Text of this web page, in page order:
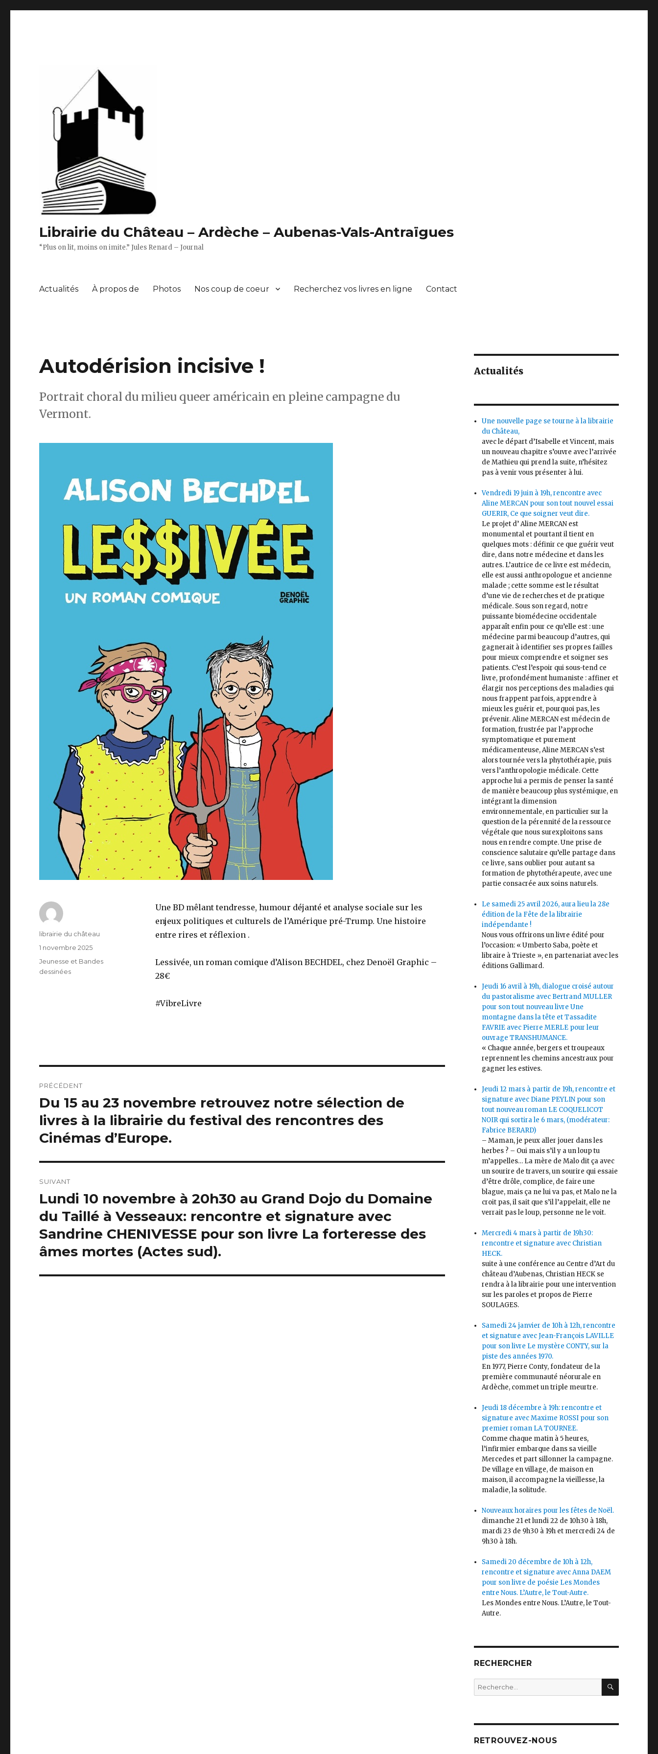
Librairie du Château – Ardèche – Aubenas-Vals-Antraïgues
“Plus on lit, moins on imite.” Jules Renard – Journal
Actualités À propos de Photos Nos coup de coeur Recherchez vos livres en ligne Contact
Autodérision incisive !
Portrait choral du milieu queer américain en pleine campagne du
Vermont.
Une BD mêlant tendresse, humour déjanté et analyse sociale sur les
enjeux politiques et culturels de l’Amérique pré-Trump. Une histoire
entre rires et réflexion .
Lessivée, un roman comique d’Alison BECHDEL, chez Denoël Graphic –
28€
#VibreLivre
Auteur
librairie du château
Publié
le
1 novembre 2025
Catégories
Jeunesse et Bandes
dessinées
de
l’article
PRÉCÉDENT
Article
précédent :
Du 15 au 23 novembre retrouvez notre sélection de
livres à la librairie du festival des rencontres des
Cinémas d’Europe.
SUIVANT
Article
suivant :
Lundi 10 novembre à 20h30 au Grand Dojo du Domaine
du Taillé à Vesseaux: rencontre et signature avec
Sandrine CHENIVESSE pour son livre La forteresse des
âmes mortes (Actes sud).
Actualités
Une nouvelle page se tourne à la librairie
du Château,
avec le départ d’Isabelle et Vincent, mais
un nouveau chapitre s’ouvre avec l’arrivée
de Mathieu qui prend la suite, n’hésitez
pas à venir vous présenter à lui.
Vendredi 19 juin à 19h, rencontre avec
Aline MERCAN pour son tout nouvel essai
GUERIR, Ce que soigner veut dire.
Le projet d’ Aline MERCAN est
monumental et pourtant il tient en
quelques mots : définir ce que guérir veut
dire, dans notre médecine et dans les
autres. L’autrice de ce livre est médecin,
elle est aussi anthropologue et ancienne
malade ; cette somme est le résultat
d’une vie de recherches et de pratique
médicale. Sous son regard, notre
puissante biomédecine occidentale
apparaît enfin pour ce qu’elle est : une
médecine parmi beaucoup d’autres, qui
gagnerait à identifier ses propres failles
pour mieux comprendre et soigner ses
patients. C’est l’espoir qui sous-tend ce
livre, profondément humaniste : affiner et
élargir nos perceptions des maladies qui
nous frappent parfois, apprendre à
mieux les guérir et, pourquoi pas, les
prévenir. Aline MERCAN est médecin de
formation, frustrée par l’approche
symptomatique et purement
médicamenteuse, Aline MERCAN s’est
alors tournée vers la phytothérapie, puis
vers l’anthropologie médicale. Cette
approche lui a permis de penser la santé
de manière beaucoup plus systémique, en
intégrant la dimension
environnementale, en particulier sur la
question de la pérennité de la ressource
végétale que nous surexploitons sans
nous en rendre compte. Une prise de
conscience salutaire qu’elle partage dans
ce livre, sans oublier pour autant sa
formation de phytothérapeute, avec une
partie consacrée aux soins naturels.
Le samedi 25 avril 2026, aura lieu la 28e
édition de la Fête de la librairie
indépendante !
Nous vous offrirons un livre édité pour
l’occasion: « Umberto Saba, poète et
libraire à Trieste », en partenariat avec les
éditions Gallimard.
Jeudi 16 avril à 19h, dialogue croisé autour
du pastoralisme avec Bertrand MULLER
pour son tout nouveau livre Une
montagne dans la tête et Tassadite
FAVRIE avec Pierre MERLE pour leur
ouvrage TRANSHUMANCE.
« Chaque année, bergers et troupeaux
reprennent les chemins ancestraux pour
gagner les estives.
Jeudi 12 mars à partir de 19h, rencontre et
signature avec Diane PEYLIN pour son
tout nouveau roman LE COQUELICOT
NOIR qui sortira le 6 mars, (modérateur:
Fabrice BERARD)
– Maman, je peux aller jouer dans les
herbes ? – Oui mais s’il y a un loup tu
m’appelles… La mère de Malo dit ça avec
un sourire de travers, un sourire qui essaie
d’être drôle, complice, de faire une
blague, mais ça ne lui va pas, et Malo ne la
croit pas, il sait que s’il l’appelait, elle ne
verrait pas le loup, personne ne le voit.
Mercredi 4 mars à partir de 19h30:
rencontre et signature avec Christian
HECK.
suite à une conférence au Centre d’Art du
château d’Aubenas, Christian HECK se
rendra à la librairie pour une intervention
sur les paroles et propos de Pierre
SOULAGES.
Samedi 24 janvier de 10h à 12h, rencontre
et signature avec Jean-François LAVILLE
pour son livre Le mystère CONTY, sur la
piste des années 1970.
En 1977, Pierre Conty, fondateur de la
première communauté néorurale en
Ardèche, commet un triple meurtre.
Jeudi 18 décembre à 19h: rencontre et
signature avec Maxime ROSSI pour son
premier roman LA TOURNEE.
Comme chaque matin à 5 heures,
l’infirmier embarque dans sa vieille
Mercedes et part sillonner la campagne.
De village en village, de maison en
maison, il accompagne la vieillesse, la
maladie, la solitude.
Nouveaux horaires pour les fêtes de Noël.
dimanche 21 et lundi 22 de 10h30 à 18h,
mardi 23 de 9h30 à 19h et mercredi 24 de
9h30 à 18h.
Samedi 20 décembre de 10h à 12h,
rencontre et signature avec Anna DAEM
pour son livre de poésie Les Mondes
entre Nous. L’Autre, le Tout-Autre.
Les Mondes entre Nous. L’Autre, le Tout-
Autre.
RECHERCHER
Recherche
pour
RETROUVEZ-NOUS